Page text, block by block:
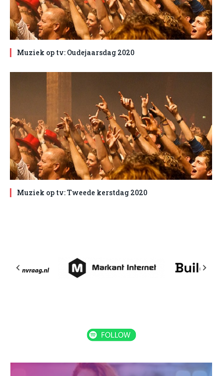
Muziek op tv: Oudejaarsdag 2020
Muziek op tv: Tweede kerstdag 2020